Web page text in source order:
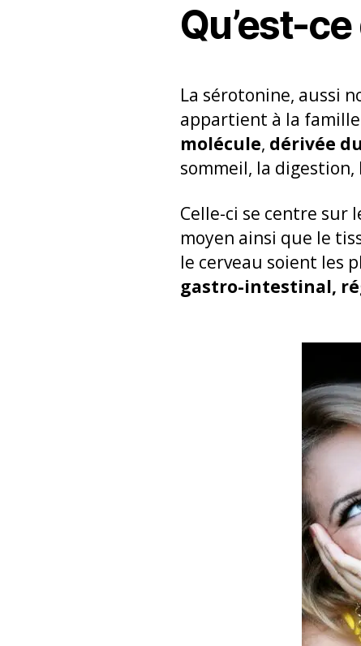
Qu’est-
La sérotonine, aussi
appartient à la
molécule, dérivée
sommeil, la
Celle-ci se centre sur
moyen ainsi que le
le cerveau soient les
gastro-intestinal,